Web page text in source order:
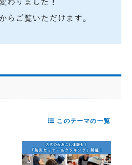
このテーマの一覧